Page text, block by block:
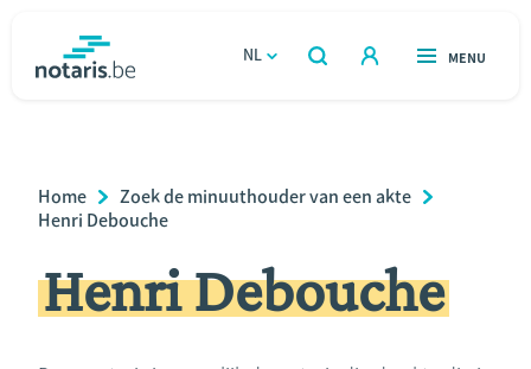
gaan
NL
OPEN
ZOEKEN
OPEN
MENU
Relatie & samenleven
Erven & schenken
Breadcrumb
Home
Zoek de minuuthouder van een akte
Henri Debouche
Henri Debouche